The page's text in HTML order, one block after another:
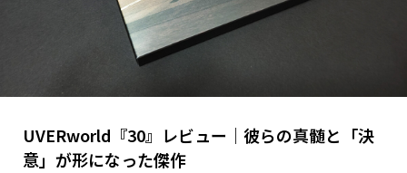
UVERworld『30』レビュー｜彼らの真髄と「決
意」が形になった傑作